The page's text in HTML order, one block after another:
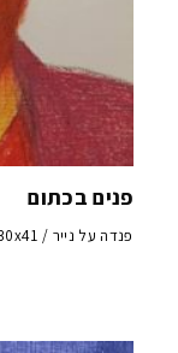
פנים בכתום
פנדה על נייר / 30x41 ס"מ, 2020